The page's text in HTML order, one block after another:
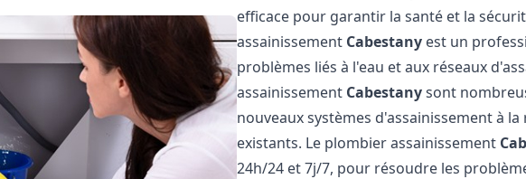
efficace pour garantir la santé et la
assainissement Cabestany est un
problèmes liés à l'eau et aux réseaux
assainissement Cabestanysont
nouveaux systèmes d'assainissement à
existants. Le plombier assainissement
24h/24 et 7j/7, pour résoudre les